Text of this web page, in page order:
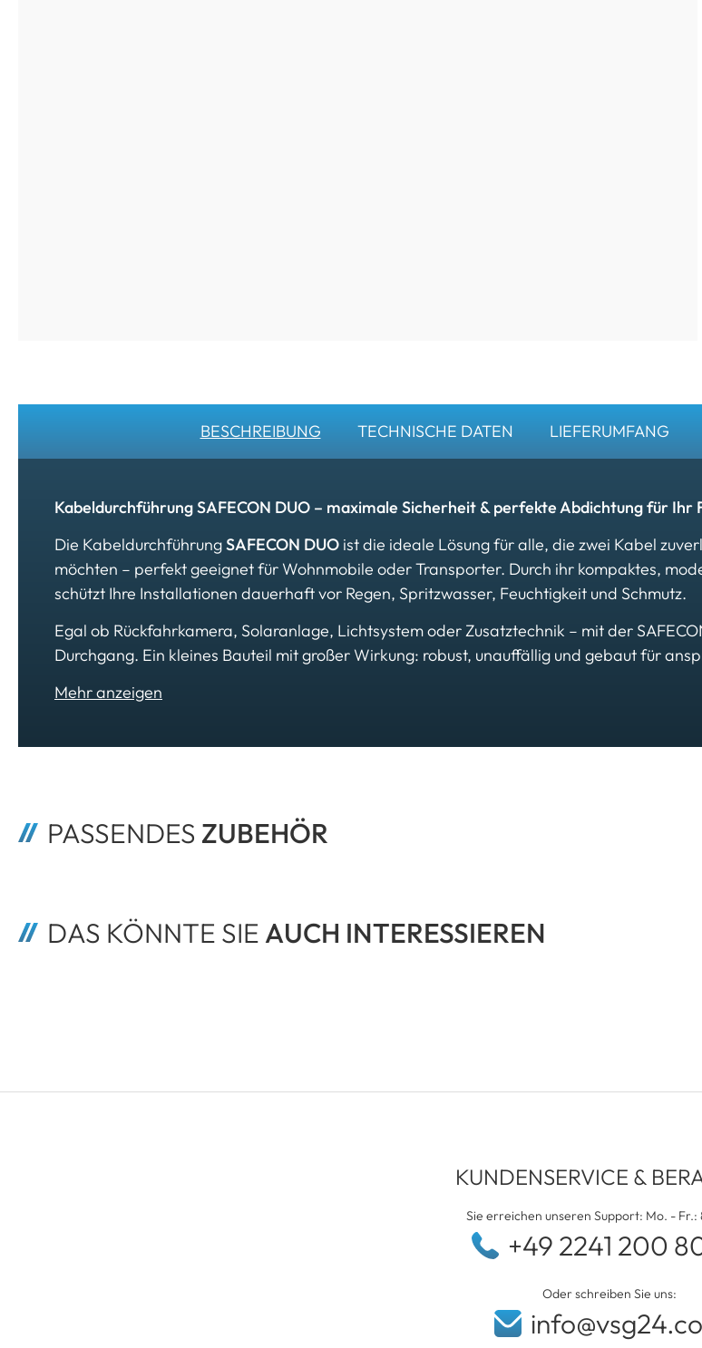
BESCHREIBUNG
Kabeldurchführung SAFECON DUO – maximale Sicherheit & perfekte Abdichtung für Ihr
Die KabeldurchführungSAFECON DUO ist die ideale Lösung für alle, die zwei Kabel
möchten – perfekt geeignet für Wohnmobile oder Transporter. Durch ihr kompaktes,
schützt Ihre Installationen dauerhaft vor Regen, Spritzwasser, Feuchtigkeit und Schmutz.
Egal ob Rückfahrkamera, Solaranlage, Lichtsystem oder Zusatztechnik – mit der
Durchgang. Ein kleines Bauteil mit großer Wirkung: robust, unauffällig und gebaut für
TECHNISCHE DATEN LIEFERUMFANG
PASSENDES ZUBEHÖR
DAS KÖNNTE SIE AUCH INTERESSIEREN
KUNDENSERVICE &
Sie erreichen unseren Support: Mo. - Fr.:
+49 2241 200
Oder schreiben Sie uns: